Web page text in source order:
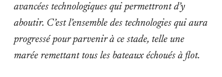
avancées technologiques qui permettront d’y
aboutir. C’est l’ensemble des technologies qui aura
progressé pour parvenir à ce stade, telle une
marée remettant tous les bateaux échoués à flot.